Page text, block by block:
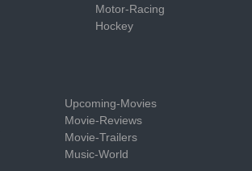
Motor-Racing
Hockey
Upcoming-Movies
Movie-Reviews
Movie-Trailers
Music-World